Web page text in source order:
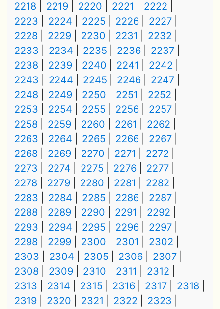
2218
2219 2220 2221
2222
2223
2224 2225 2226
2227
2228
2229 2230 2231
2232
2233
2234 2235 2236
2237
2238
2239 2240 2241
2242
2243
2244 2245 2246
2247
2248
2249 2250 2251
2252
2253
2254 2255 2256
2257
2258
2259 2260 2261
2262
2263
2264 2265 2266
2267
2268
2269 2270 2271
2272
2273
2274 2275 2276
2277
2278
2279 2280 2281
2282
2283
2284 2285 2286
2287
2288
2289 2290 2291
2292
2293
2294 2295 2296
2297
2298
2299 2300 2301
2302
2303
2304 2305 2306
2307
2308
2309 2310 2311
2312
2313
2314 2315 2316 2317
2318
2319
2320 2321 2322
2323